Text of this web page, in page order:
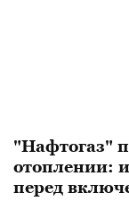
"Нафтогаз"
отоплении:
перед